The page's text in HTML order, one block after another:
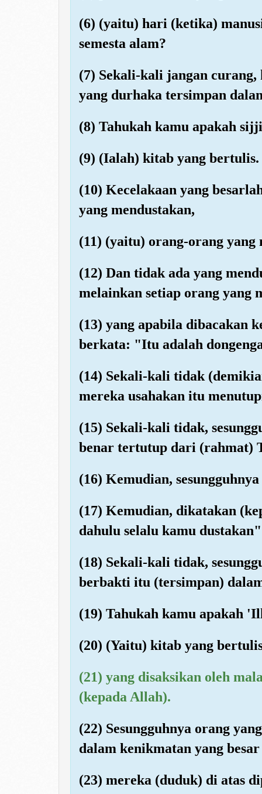
(6) (yaitu) hari (ketika)
semesta alam?
(7) Sekali-kali jangan curang,
yang durhaka tersimpan
(8) Tahukah kamu apakah
(9) (Ialah) kitab yang bertulis.
(10) Kecelakaan yang
yang mendustakan,
(11) (yaitu) orang-orang yang
(12) Dan tidak ada yang
melainkan setiap orang yang
(13) yang apabila dibacakan
berkata: "Itu adalah
(14) Sekali-kali tidak
mereka usahakan itu
(15) Sekali-kali tidak,
benar tertutup dari (rahmat)
(16) Kemudian,
(17) Kemudian, dikatakan
dahulu selalu kamu
(18) Sekali-kali tidak,
berbakti itu (tersimpan)
(19) Tahukah kamu apakah
(20) (Yaitu) kitab yang
(21) yang disaksikan oleh
(kepada Allah).
(22) Sesungguhnya orang
dalam kenikmatan yang
(23) mereka (duduk) di atas